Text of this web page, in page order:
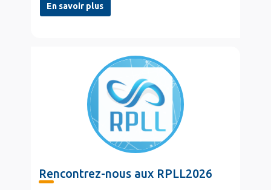
En savoir plus
Rencontrez-nous aux RPLL2026